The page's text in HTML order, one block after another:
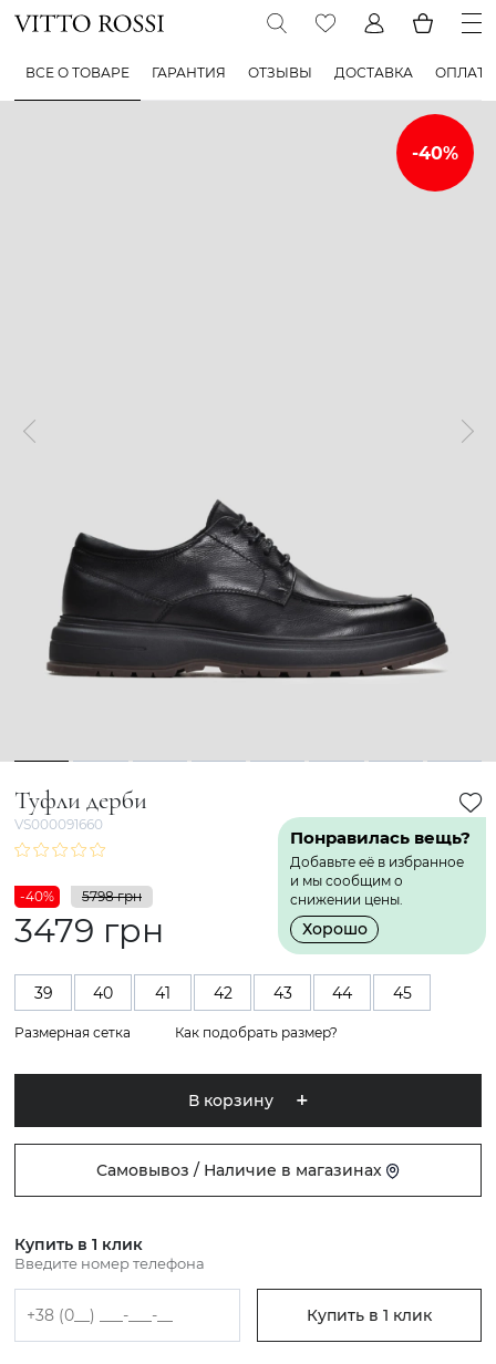
ВСЕ О ТОВАРЕ ГАРАНТИЯ ОТЗЫВЫ ДОСТАВКА ОПЛАТА
1 2 3 4 5 6 7 8
Туфли дерби
VS000091660
Понравилась вещь?
Добавьте её в избранное
и мы сообщим о
снижении цены.
Хорошо
-40% 5798 грн
3479 грн
39 40 41 42 43 44 45
Размерная сетка Как подобрать размер?
В корзину
Самовывоз / Наличие в магазинах
Купить в 1 клик
Введите номер телефона
Купить в 1 клик